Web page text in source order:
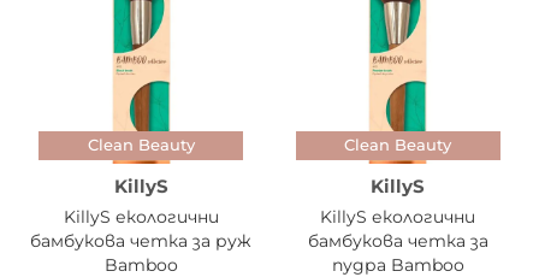
Clean Beauty
KillyS
KillyS екологични
бамбукова четка за руж
Bamboo
Clean Beauty
KillyS
KillyS екологични
бамбукова четка за
пудра Bamboo